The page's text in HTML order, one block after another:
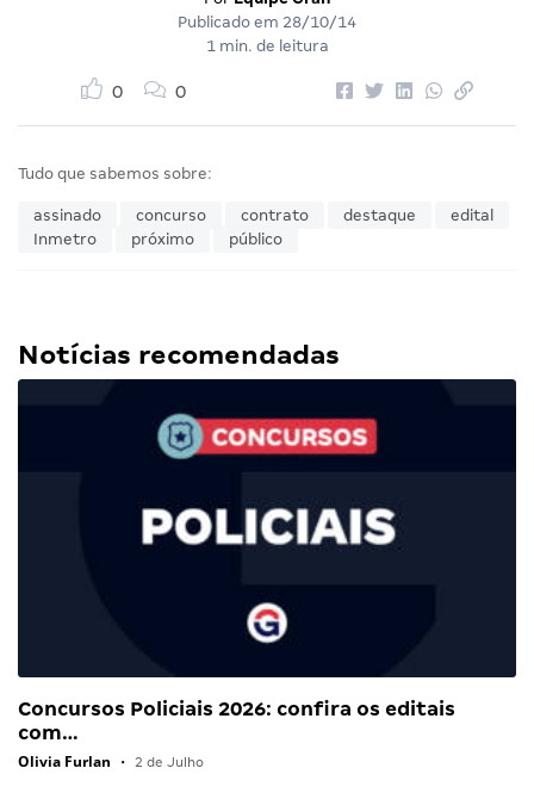
Publicado em 28/10/14
1 min. de leitura
0 0
Tudo que sabemos sobre:
assinado concurso contrato destaque
edital
Inmetro
próximo público
Notícias recomendadas
Concursos Policiais 2026: confira os editais
com…
Olivia Furlan • 2 de Julho